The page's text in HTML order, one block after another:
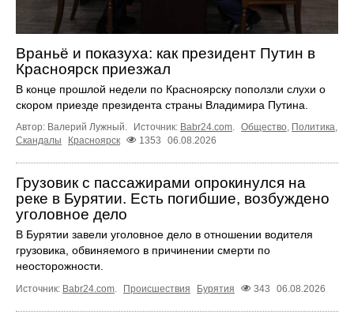
Враньё и показуха: как президент Путин в
Красноярск приезжал
В конце прошлой недели по Красноярску поползли слухи о
скором приезде президента страны Владимира Путина.
Автор: Валерий Лужный. Источник: Babr24.com. Общество, Политика,
Скандалы
Красноярск 1353 06.08.2026
Грузовик с пассажирами опрокинулся на
реке в Бурятии. Есть погибшие, возбуждено
уголовное дело
В Бурятии завели уголовное дело в отношении водителя
грузовика, обвиняемого в причинении смерти по
неосторожности.
Источник: Babr24.com. Происшествия Бурятия 343 06.08.2026